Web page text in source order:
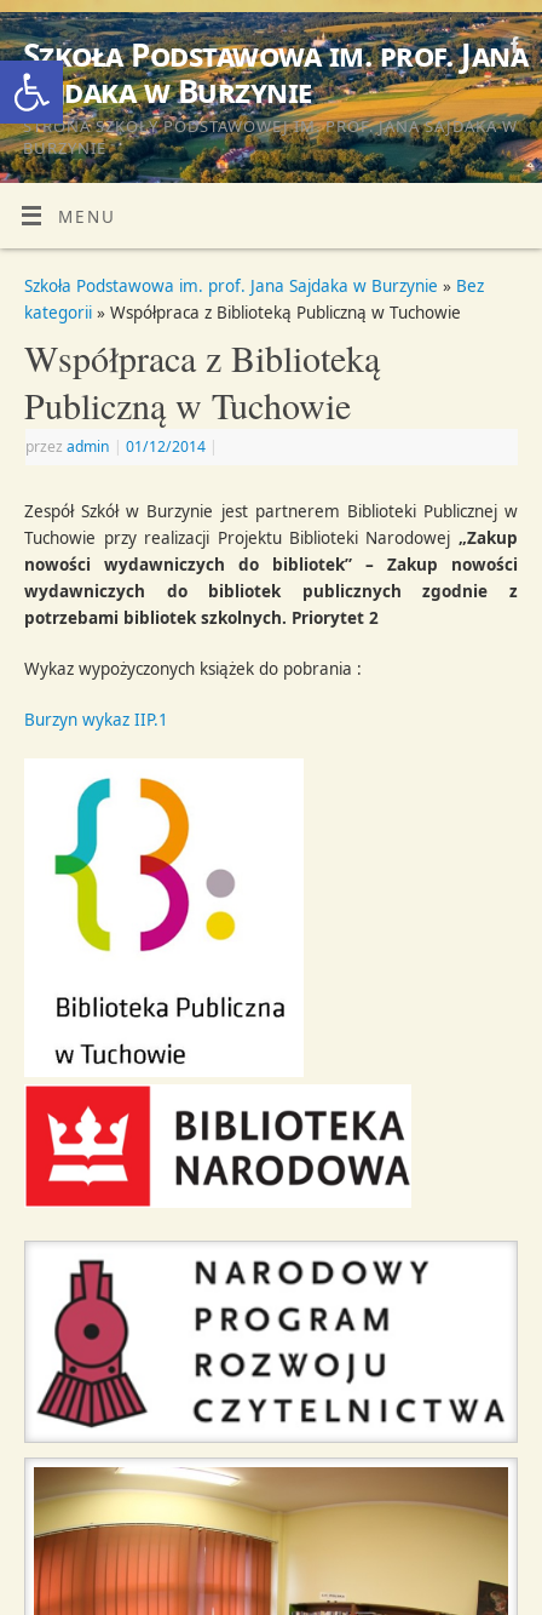
Otwórz pasek narzędzi
Szkoła Podstawowa im. prof. Jana
Sajdaka w Burzynie
STRONA SZKOŁY PODSTAWOWEJ IM. PROF. JANA SAJDAKA W
BURZYNIE
MENU
Szkoła Podstawowa im. prof. Jana Sajdaka w Burzynie » Bez
kategorii » Współpraca z Biblioteką Publiczną w Tuchowie
Współpraca z Biblioteką
Publiczną w Tuchowie
przezadmin | 01/12/2014 |
Zespół Szkół w Burzynie jest partnerem Biblioteki Publicznej w
Tuchowie przy realizacji Projektu Biblioteki Narodowej „Zakup
nowości wydawniczych do bibliotek”
– Zakup nowości
wydawniczych do bibliotek publicznych zgodnie z
potrzebami bibliotek szkolnych. Priorytet 2
Wykaz wypożyczonych książek do pobrania :
Burzyn wykaz IIP.1